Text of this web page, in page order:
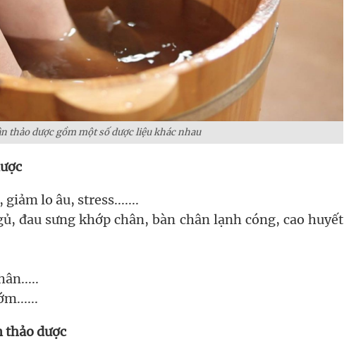
thảo dược gồm một số dược liệu khác nhau
lo âu, stress.......
đau sưng khớp chân, bàn chân lạnh cóng, cao huyết
thảo dược